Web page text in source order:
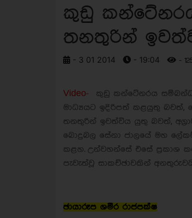
කුඩු
තනතුරින්
- 3 01 2014 - 19:04 -
Video- කුඩු කන්ටේනරය සම්බන්ධ
මාධ්‍යයට ඉදිරිපත් කළයුතු බවත්,
තනතුරින් ඉවත්විය යුතු බවත්,
බොදුබල සේනා ජාලයේ මහ
කළහ. උන්වහන්සේ එසේ ප්‍රකාශ
පැවැත්වූ සාකච්ඡාවකින්
ඡායාරූප ශමීර රාජපක්ෂ